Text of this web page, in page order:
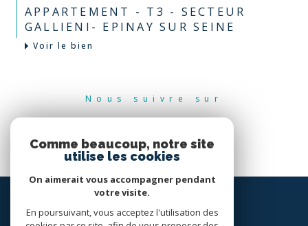
APPARTEMENT - T3 - SECTEUR
GALLIENI- EPINAY SUR SEINE
Voir le bien
Nous suivre sur
Comme beaucoup, notre site
utilise les cookies
On aimerait vous accompagner pendant
votre visite.
En poursuivant, vous acceptez l'utilisation des